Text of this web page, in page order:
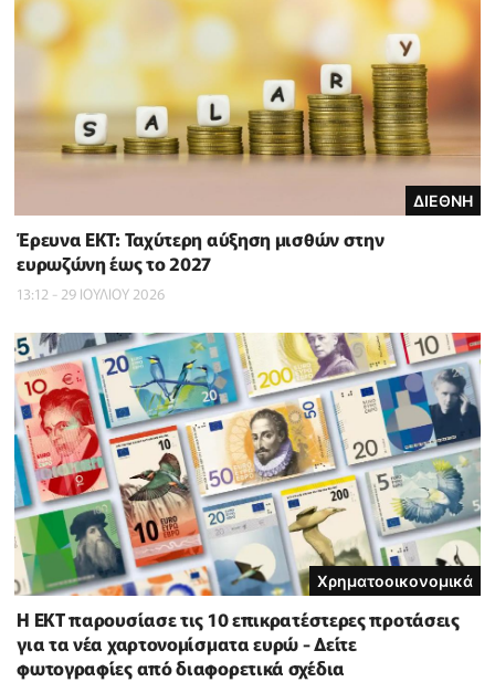
ΔΙΕΘΝΗ
Έρευνα ΕΚΤ: Ταχύτερη αύξηση μισθών στην
ευρωζώνη έως το 2027
13:12 - 29 ΙΟΥΛΙΟΥ 2026
Χρηματοοικονομικά
Η ΕΚΤ παρουσίασε τις 10 επικρατέστερες προτάσεις
για τα νέα χαρτονομίσματα ευρώ - Δείτε
φωτογραφίες από διαφορετικά σχέδια